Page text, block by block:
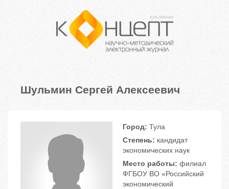
Шульмин Сергей Алексеевич
Город: Тула
Степень: кандидат
экономических наук
Место работы: филиал
ФГБОУ ВО «Российский
экономический